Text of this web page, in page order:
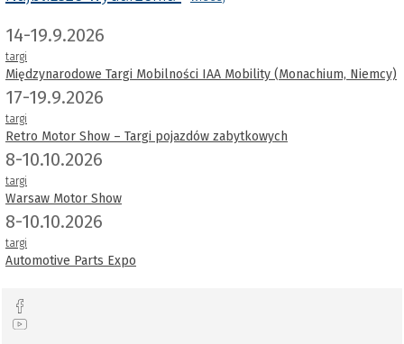
14-19.9.2026
targi
Międzynarodowe Targi Mobilności IAA Mobility (Monachium, Niemcy)
17-19.9.2026
targi
Retro Motor Show – Targi pojazdów zabytkowych
8-10.10.2026
targi
Warsaw Motor Show
8-10.10.2026
targi
Automotive Parts Expo